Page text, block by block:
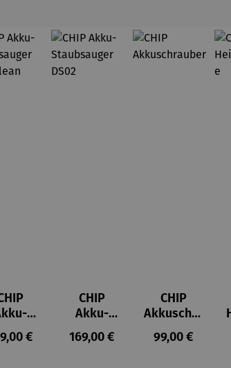
ger
Preis:
€
CHIP
Akku-
Staubsau
ger DS02
Regulärer Preis:
169,00 €
CHIP
Akkuschra
uber
Regulärer
99,00 €